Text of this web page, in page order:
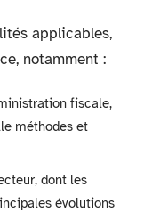
applicables,
notamment :
fiscale,
méthodes et
dont les
évolutions